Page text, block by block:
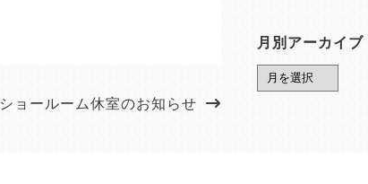
月別アーカイブ
ショールーム休室のお知らせ